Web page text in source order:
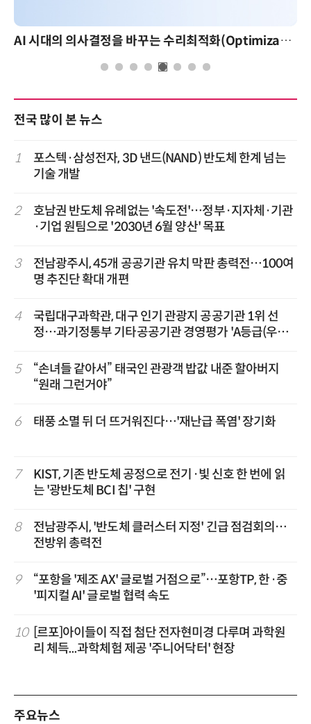
AI 시대의 의사결정을 바꾸는 수리최적화(Optimization): 실제 산업 적용 사례와 활용 전략
전국 많이 본 뉴스
1
포스텍·삼성전자, 3D 낸드(NAND) 반도체 한계 넘는
기술 개발
2
호남권 반도체 유례없는 '속도전'…정부·지자체·기관
·기업 원팀으로 '2030년 6월 양산' 목표
3
전남광주시, 45개 공공기관 유치 막판 총력전…100여
명 추진단 확대 개편
4
국립대구과학관, 대구 인기 관광지 공공기관 1위 선
정…과기정통부 기타공공기관 경영평가 'A등급(우수)'
5
“손녀들 같아서” 태국인 관광객 밥값 내준 할아버지
“원래 그런거야”
6 태풍 소멸 뒤 더 뜨거워진다…'재난급 폭염' 장기화
7
KIST, 기존 반도체 공정으로 전기·빛 신호 한 번에 읽
는 '광반도체 BCI 칩' 구현
8
전남광주시, '반도체 클러스터 지정' 긴급 점검회의…
전방위 총력전
9
“포항을 '제조 AX' 글로벌 거점으로”…포항TP, 한·중
'피지컬 AI' 글로벌 협력 속도
10
[르포]아이들이 직접 첨단 전자현미경 다루며 과학원
리 체득...과학체험 제공 '주니어닥터' 현장
주요뉴스